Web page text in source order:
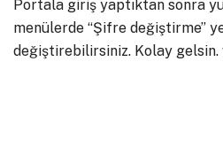
Portala giriş yaptıktan sonra
menülerde “Şifre değiştirme”
değiştirebilirsiniz. Kolay gelsin.